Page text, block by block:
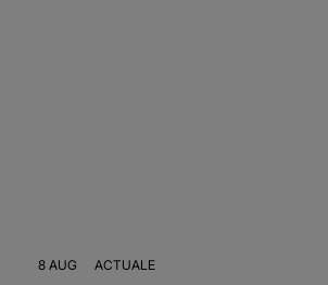
8 AUG ACTUALE